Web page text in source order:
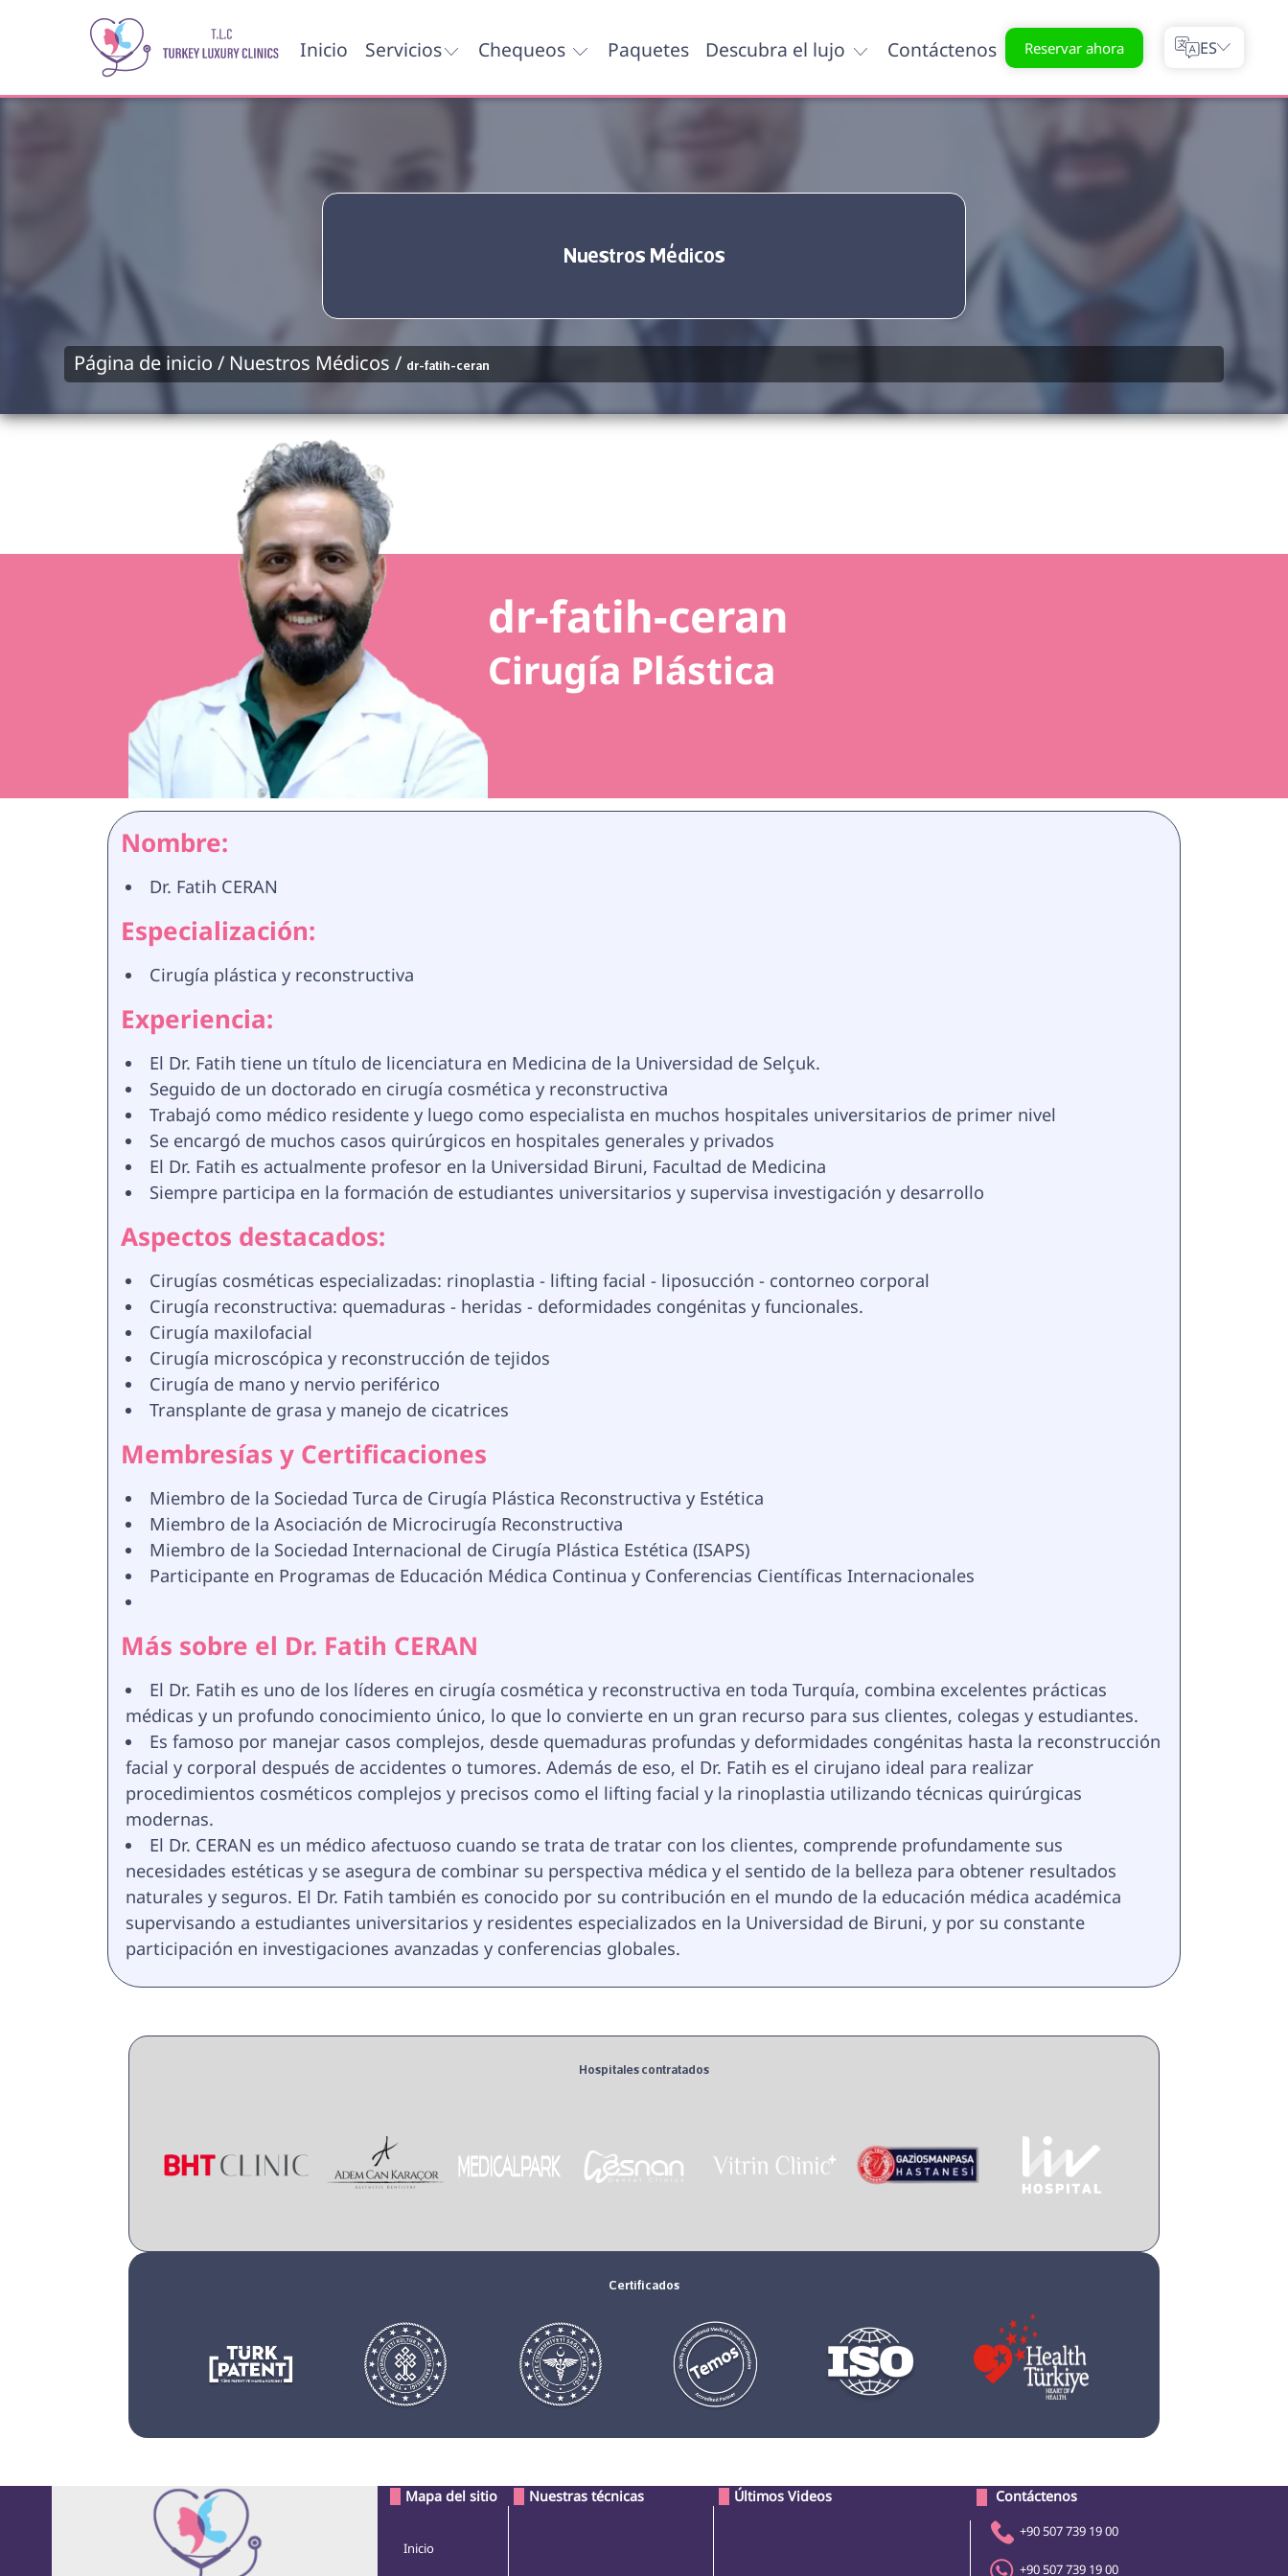
Inicio Servicios Chequeos Paquetes Descubra el lujo Contáctenos Reservar ahora ES
Nuestros Médicos
Página de inicio / Nuestros Médicos / dr-fatih-ceran
dr-fatih-ceran
Cirugía Plástica
Nombre:
Dr. Fatih CERAN
Especialización:
Cirugía plástica y reconstructiva
Experiencia:
El Dr. Fatih tiene un título de licenciatura en Medicina de la Universidad de Selçuk.
Seguido de un doctorado en cirugía cosmética y reconstructiva
Trabajó como médico residente y luego como especialista en muchos hospitales universitarios de primer nivel
Se encargó de muchos casos quirúrgicos en hospitales generales y privados
El Dr. Fatih es actualmente profesor en la Universidad Biruni, Facultad de Medicina
Siempre participa en la formación de estudiantes universitarios y supervisa investigación y desarrollo
Aspectos destacados:
Cirugías cosméticas especializadas: rinoplastia - lifting facial - liposucción - contorneo corporal
Cirugía reconstructiva: quemaduras - heridas - deformidades congénitas y funcionales.
Cirugía maxilofacial
Cirugía microscópica y reconstrucción de tejidos
Cirugía de mano y nervio periférico
Transplante de grasa y manejo de cicatrices
Membresías y Certificaciones
Miembro de la Sociedad Turca de Cirugía Plástica Reconstructiva y Estética
Miembro de la Asociación de Microcirugía Reconstructiva
Miembro de la Sociedad Internacional de Cirugía Plástica Estética (ISAPS)
Participante en Programas de Educación Médica Continua y Conferencias Científicas Internacionales
Más sobre el Dr. Fatih CERAN
El Dr. Fatih es uno de los líderes en cirugía cosmética y reconstructiva en toda Turquía, combina excelentes prácticas
médicas y un profundo conocimiento único, lo que lo convierte en un gran recurso para sus clientes, colegas y estudiantes.
Es famoso por manejar casos complejos, desde quemaduras profundas y deformidades congénitas hasta la reconstrucción
facial y corporal después de accidentes o tumores. Además de eso, el Dr. Fatih es el cirujano ideal para realizar
procedimientos cosméticos complejos y precisos como el lifting facial y la rinoplastia utilizando técnicas quirúrgicas
modernas.
El Dr. CERAN es un médico afectuoso cuando se trata de tratar con los clientes, comprende profundamente sus
necesidades estéticas y se asegura de combinar su perspectiva médica y el sentido de la belleza para obtener resultados
naturales y seguros. El Dr. Fatih también es conocido por su contribución en el mundo de la educación médica académica
supervisando a estudiantes universitarios y residentes especializados en la Universidad de Biruni, y por su constante
participación en investigaciones avanzadas y conferencias globales.
Hospitales contratados
Certificados
Mapa del sitio
Inicio
Nuestras técnicas Últimos Videos Contáctenos
+90 507 739 19 00
+90 507 739 19 00